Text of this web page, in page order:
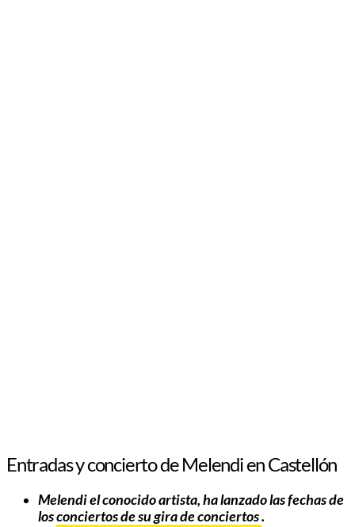
Entradas y concierto de Melendi en Castellón
Melendi el conocido artista, ha lanzado las fechas de
losconciertos de su gira de conciertos.